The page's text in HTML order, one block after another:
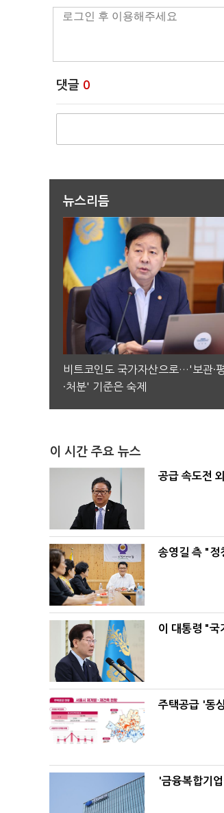
댓글 0
뉴스리듬
비트코인도 국가자산으로…'보관·
·처분' 기준은 숙제
이 시간 주요 뉴스
공급 속도전
송영길 측 "정
이 대통령 "국
주택공급 '동
'금융복합기